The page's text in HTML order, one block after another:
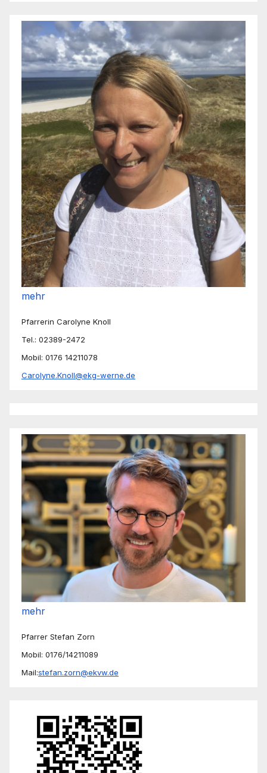
mehr
Pfarrerin Carolyne Knoll
Tel.: 02389-2472
Mobil: 0176 14211078
Carolyne.Knoll@ekg-werne.de
mehr
Pfarrer Stefan Zorn
Mobil: 0176/14211089
Mail:stefan.zorn@ekvw.de